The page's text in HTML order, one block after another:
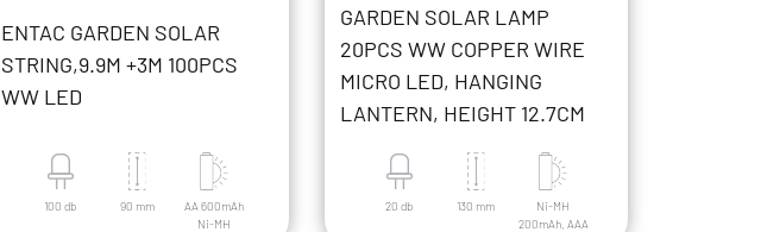
ENTAC GARDEN SOLAR
STRING,9.9M +3M 100PCS
WW LED
100 db 90 mm
AA 600mAh
Ni-MH
GARDEN SOLAR LAMP
20PCS WW COPPER WIRE
MICRO LED, HANGING
LANTERN, HEIGHT 12.7CM
20 db 130 mm
Ni-MH
200mAh, AAA